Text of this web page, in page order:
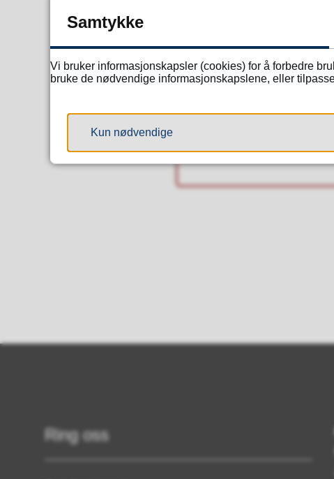
E-
Telefon
Mobil
Ring oss
Samtykke
Vi bruker informasjonskapsler (cookies) for å forbedre
bruke de nødvendige informasjonskapslene, eller
Kun nødvendige